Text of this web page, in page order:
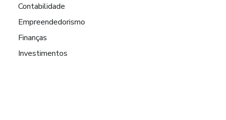
Contabilidade
Empreendedorismo
Finanças
Investimentos